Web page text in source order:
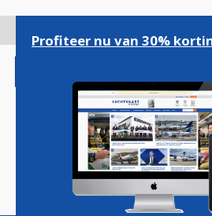
gaan
Magazine Podcasts
Profiteer nu van 30%